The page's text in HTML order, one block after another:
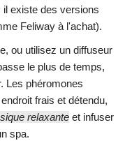
existe des versions
Feliway à l'achat).
ou utilisez un diffuseur
le plus de temps,
Les phéromones
frais et détendu,
relaxante et infuser
spa.